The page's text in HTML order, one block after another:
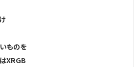
ものを
XRGB